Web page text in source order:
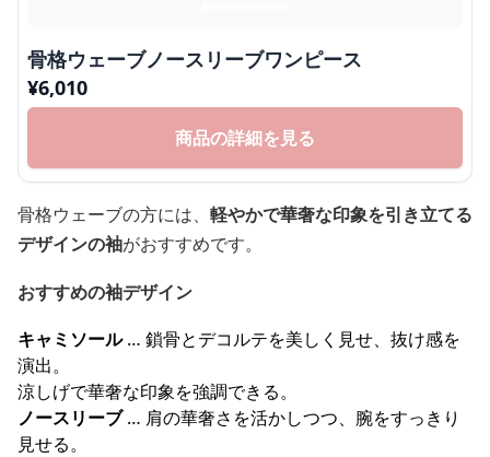
骨格ウェーブノースリーブワンピース
¥6,010
商品の詳細を見る
骨格ウェーブの方には、 軽やかで華奢な印象を引き立てる
デザインの袖がおすすめです。
おすすめの袖デザイン
キャミソール… 鎖骨とデコルテを美しく見せ、抜け感を
演出。
涼しげで華奢な印象を強調できる。
ノースリーブ… 肩の華奢さを活かしつつ、腕をすっきり
見せる。